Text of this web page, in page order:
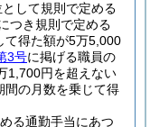
して規則で定める
つき規則で定める
て得た額が5万5,000
3号に掲げる職員の
1,700円を超えない
間の月数を乗じて得
る通勤手当にあつ